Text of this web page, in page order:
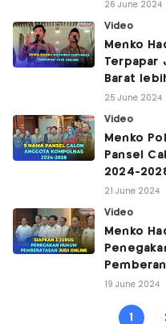
26 June 2024
Video
Menko
Terpapar
Barat
25 June 2024
Video
Menko
Pansel
2024-
21 June 2024
Video
Menko
19 June 2024
1